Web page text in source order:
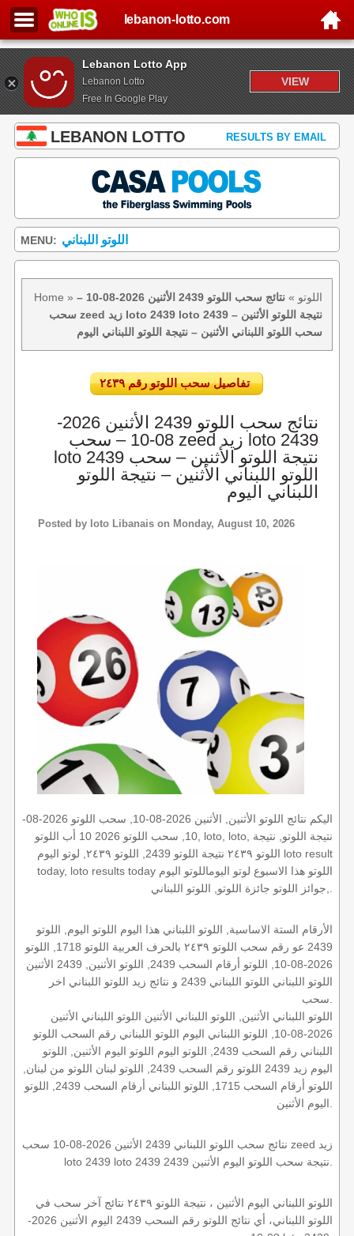
Lebanon Lotto App
Lebanon Lotto
Free In Google Play
VIEW
lebanon-lotto.com
LEBANON LOTTO RESULTS BY EMAIL
MENU: اللوتو اللبناني
Home » اللوتو »
نتائج سحب اللوتو 2439 الأثنين 2026-08-10 –
سحب zeed زيد loto 2439 loto 2439 نتيجة اللوتو الأثنين –
سحب اللوتو اللبناني الأثنين – نتيجة اللوتو اللبناني اليوم
تفاصيل سحب اللوتو رقم ٢٤٣٩
نتائج سحب اللوتو 2439 الأثنين 2026-
08-10 – سحب zeed زيد loto 2439
loto 2439 نتيجة اللوتو الأثنين – سحب
اللوتو اللبناني الأثنين – نتيجة اللوتو
اللبناني اليوم
Posted by loto Libanaison Monday, August 10, 2026
اليكم نتائج اللوتو الأثنين, الأثنين 2026-08-10, سحب اللوتو 2026-08-
10, سحب اللوتو 2026 10 أب اللوتو, loto, loto, نتيجة اللوتو, نتيجة
اللوتو ٢٤٣٩ نتيجة اللوتو 2439, اللوتو ٢٤٣٩, لوتو اليوم loto result
today, loto results today اللوتو هذا الاسبوع لوتو اليوماللوتو اليوم
الأرقام الستة الاساسية, اللوتو اللبناني هذا اليوم اللوتو اليوم, اللوتو
2439 عو رقم سحب اللوتو ٢٤٣٩ بالحرف العربية اللوتو 1718, اللوتو
2026-08-10, اللوتو أرقام السحب 2439, اللوتو الأثنين, 2439 الأثنين
اللوتو اللبناني اللوتو اللبناني 2439 و نتائج زيد اللوتو اللبناني اخر
اللوتو اللبناني الأثنين, اللوتو اللبناني الأثنين اللوتو اللبناني الأثنين
2026-08-10, اللوتو اللبناني اليوم اللوتو اللبناني رقم السحب اللوتو
اللبناني رقم السحب 2439, اللوتو اليوم اللوتو اليوم الأثنين, اللوتو
اليوم زيد 2439 اللوتو رقم السحب 2439, اللوتو لبنان اللوتو من لبنان,
اللوتو أرقام السحب 1715, اللوتو اللبناني أرقام السحب 2439, اللوتو
نتائج سحب اللوتو اللبناني 2439 الأثنين 2026-08-10 سحب zeed زيد
اللوتو اللبناني اليوم الأثنين ، نتيجة اللوتو ٢٤٣٩ نتائج آخر سحب في
اللوتو اللبناني، أي نتائج اللوتو رقم السحب 2439 اليوم الأثنين 2026-